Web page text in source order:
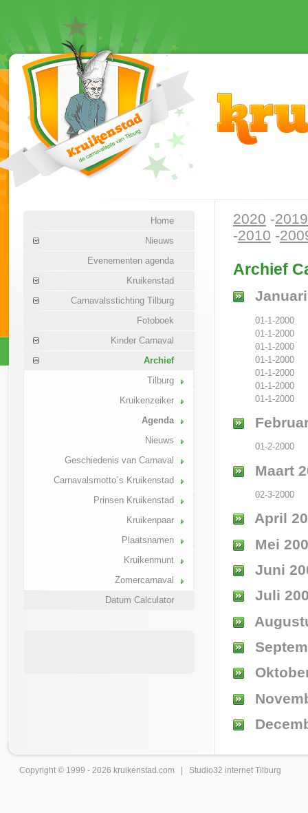
Home
Nieuws
Evenementen agenda
Kruikenstad
Carnavalsstichting Tilburg
Fotoboek
Kinder Carnaval
Archief
Tilburg
Kruikenzeiker
Agenda
Nieuws
Geschiedenis van Carnaval
Carnavalsmotto´s Kruikenstad
Prinsen Kruikenstad
Kruikenpaar
Plaatsnamen
Kruikenmunt
Zomercarnaval
Datum Calculator
2020 -2019
-2010 -
Archief
01-1-2000
01-1-2000
01-1-2000
01-1-2000
01-1-2000
01-1-2000
01-1-2000
01-2-2000
Maart
02-3-2000
April
Mei
Juni
Juli
Copyright © 1999 - 2026 kruikenstad .com | Studio32 internet Tilburg